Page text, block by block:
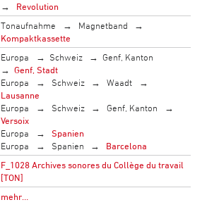
Revolution
Tonaufnahme
Magnetband
Kompaktkassette
Europa Schweiz
Genf, Kanton
Genf, Stadt
Europa
Schweiz
Waadt
Lausanne
Europa
Schweiz
Genf, Kanton
Versoix
Europa
Spanien
Europa
Spanien
Barcelona
F_1028 Archives sonores du Collège du travail
[TON]
mehr…